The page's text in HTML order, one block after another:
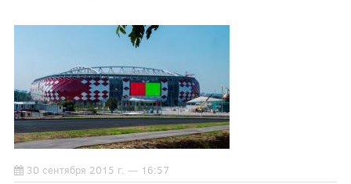
30 сентября 2015 г. — 16:57